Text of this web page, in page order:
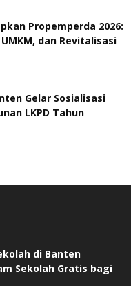
Propemperda 2026:
dan Revitalisasi
Gelar Sosialisasi
LKPD Tahun
di Banten
Sekolah Gratis bagi